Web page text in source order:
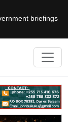
briefings